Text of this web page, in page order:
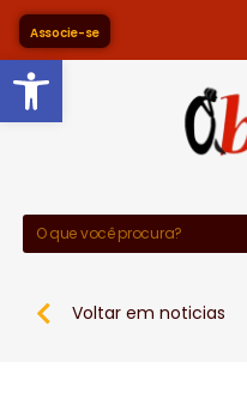
Barra de
Associe-se
Voltar em noticias